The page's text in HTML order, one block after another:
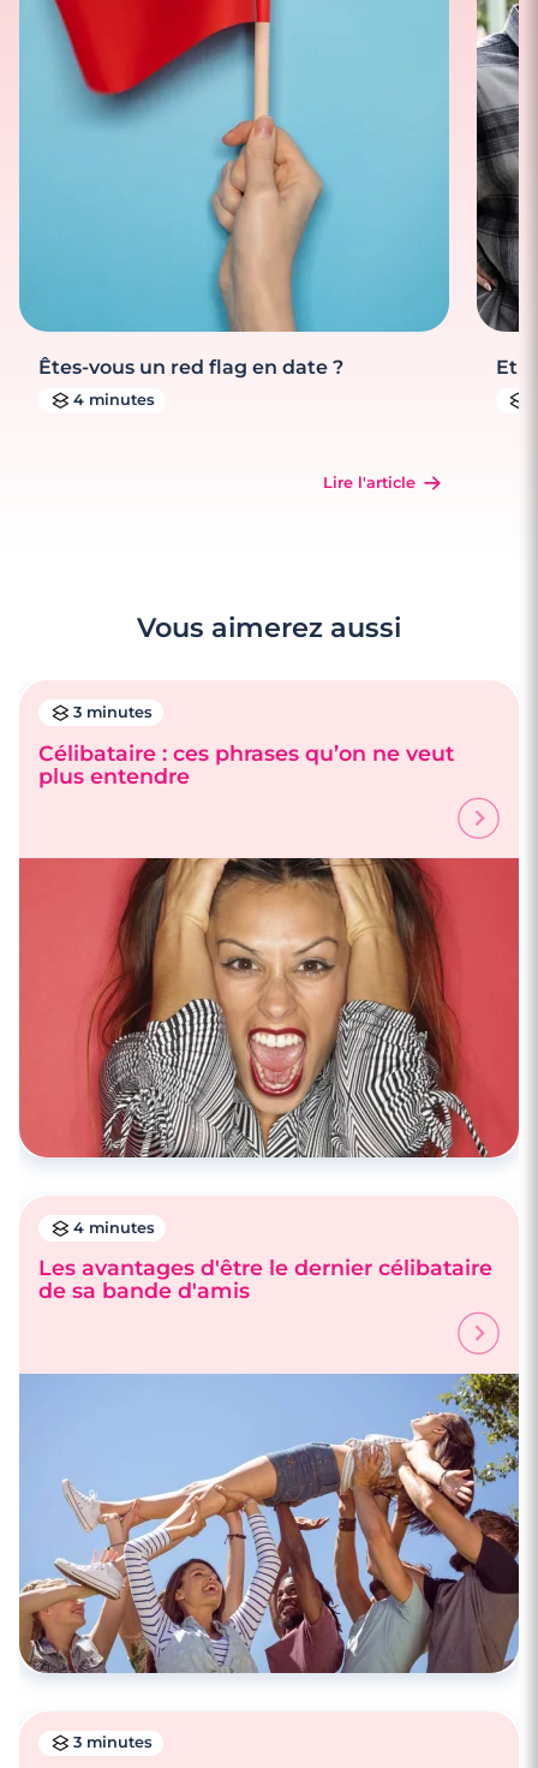
Êtes-vous un red flag en date ?
4 minutes
Lire l'article
Et
Vous aimerez aussi
3 minutes
Célibataire : ces phrases qu’on ne veut
plus entendre
4 minutes
Les avantages d'être le dernier célibataire
de sa bande d'amis
3 minutes